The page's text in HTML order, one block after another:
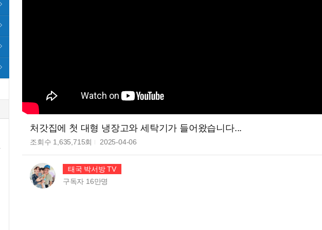
처갓집에 첫 대형 냉장고와 세탁기가 들어왔습니다...
조회수 1,635,715회 2025-04-06
태국 박서방 TV
구독자 16만명